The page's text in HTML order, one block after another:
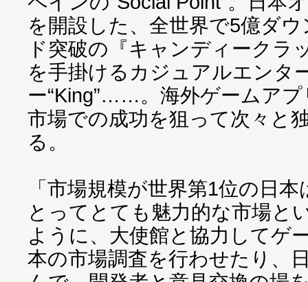
を開設した、全世界で5億ダウ
ド突破の『キャンディークラ
を手掛けるカジュアルエンタ
ー“King”……。海外ゲームア
市場での成功を狙って次々と
る。
「市場規模が世界第1位の日
とってとても魅力的な市場と
ように、大使館と協力してゲ
本の市場調査を行わせたり、